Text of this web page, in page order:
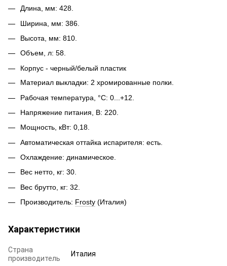
Длина, мм: 428.
Ширина, мм: 386.
Высота, мм: 810.
Объем, л: 58.
Корпус - черный/белый пластик
Материал выкладки: 2 хромированные полки.
Рабочая температура, °С: 0...+12.
Напряжение питания, В: 220.
Мощность, кВт: 0,18.
Автоматическая оттайка испарителя: есть.
Охлаждение: динамическое.
Вес нетто, кг: 30.
Вес брутто, кг: 32.
Производитель: Frostу (Италия)
Характеристики
Страна
производитель
Италия